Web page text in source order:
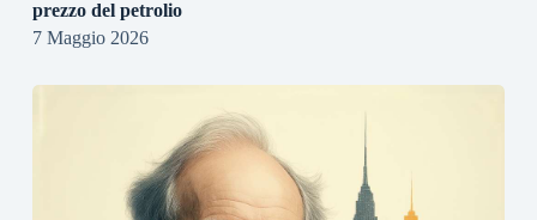
prezzo del petrolio
7 Maggio 2026